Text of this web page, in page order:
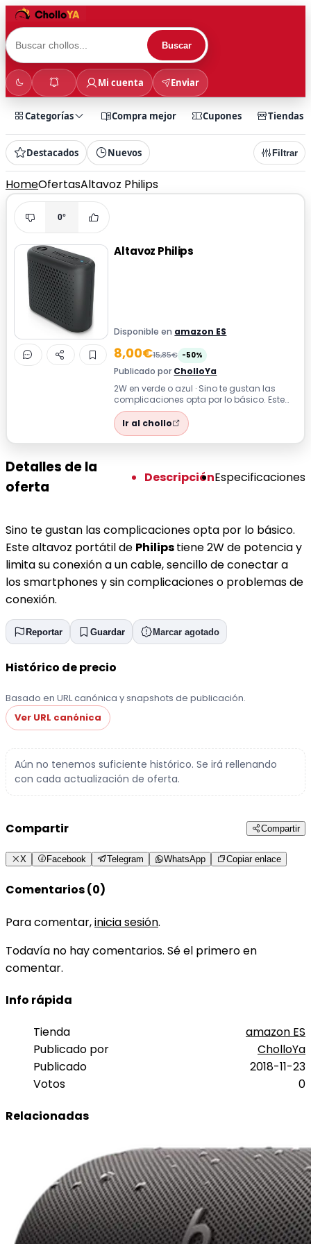
Buscar
Mi cuenta Enviar
Categorías Compra mejor Cupones Tiendas
Destacados Nuevos Filtrar
HomeOfertasAltavoz Philips
0°
Altavoz Philips
Disponible en amazon ES
8,00€15,85€ -50%
Publicado por CholloYa
2W en verde o azul · Sino te gustan las
complicaciones opta por lo básico. Este
altavoz portátil de Philips tiene 2W ...
Ir al chollo
Detalles de la
oferta
DescripciónEspecificaciones
Sino te gustan las complicaciones opta por lo básico.
Este altavoz portátil de Philipstiene 2W de potencia y
limita su conexión a un cable, sencillo de conectar a
los smartphones y sin complicaciones o problemas de
conexión.
Reportar Guardar Marcar agotado
Histórico de precio
Basado en URL canónica y snapshots de publicación.
Ver URL canónica
Aún no tenemos suficiente histórico. Se irá rellenando
con cada actualización de oferta.
Compartir Compartir
X Facebook Telegram WhatsApp Copiar enlace
Comentarios (0)
Para comentar,inicia sesión.
Todavía no hay comentarios. Sé el primero en
comentar.
Info rápida
Tienda
amazon ES
Publicado por
CholloYa
Publicado
2018-11-23
Votos
0
Relacionadas